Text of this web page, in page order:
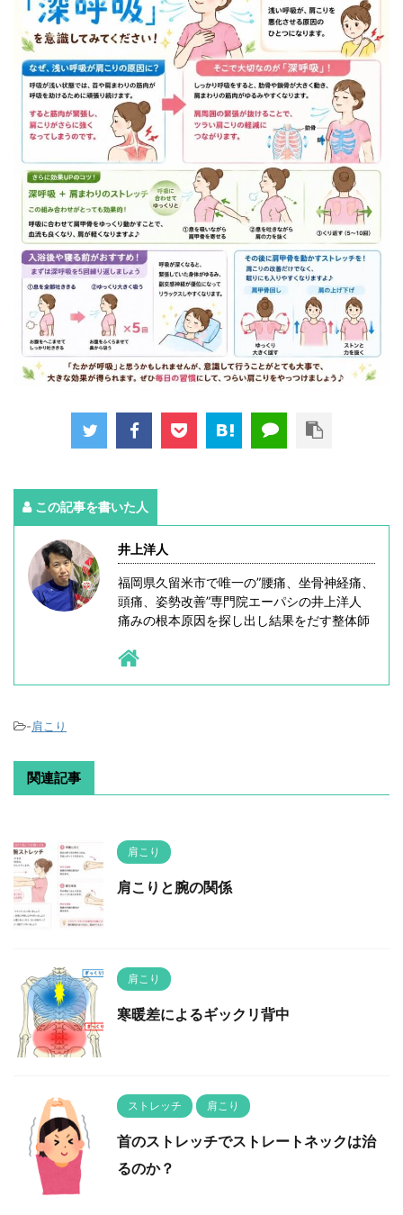
この記事を書いた人
井上洋人
福岡県久留米市で唯一の”腰痛、坐骨神経痛、
頭痛、姿勢改善”専門院エーパシの井上洋人
痛みの根本原因を探し出し結果をだす整体師
-肩こり
関連記事
肩こり
肩こりと腕の関係
肩こり
寒暖差によるギックリ背中
ストレッチ 肩こり
首のストレッチでストレートネックは治
るのか？